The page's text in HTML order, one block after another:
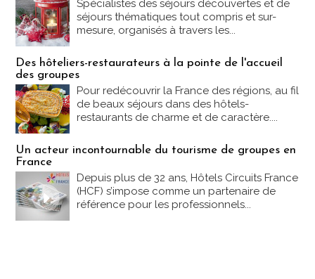
Spécialistes des séjours découvertes et de
séjours thématiques tout compris et sur-
mesure, organisés à travers les...
Des hôteliers-restaurateurs à la pointe de l'accueil
des groupes
Pour redécouvrir la France des régions, au fil
de beaux séjours dans des hôtels-
restaurants de charme et de caractère....
Un acteur incontournable du tourisme de groupes en
France
Depuis plus de 32 ans, Hôtels Circuits France
(HCF) s’impose comme un partenaire de
référence pour les professionnels...